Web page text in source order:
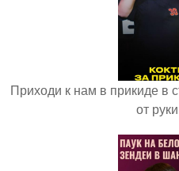
Приходи к нам в прикиде в
от